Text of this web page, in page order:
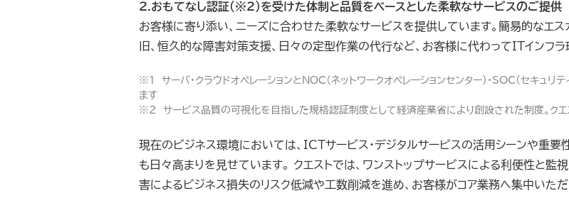
２.おもてなし認証（※２）を受けた体制と品質をベースとした柔軟なサービスのご提供
お客様に寄り添い、ニーズに合わせた柔軟なサービスを提供しています。簡易的なエ
旧、恒久的な障害対策支援、日々の定型作業の代行など、お客様に代わってITインフ
※１ サーバ・クラウドオペレーションとNOC（ネットワークオペレーションセンター）・SOC（セキュリ
ます
※２ サービス品質の可視化を目指した規格認証制度として経済産業省により創設された制度。
現在のビジネス環境においては、ICTサービス・デジタルサービスの活用シーンや重
も日々高まりを見せています。 クエストでは、ワンストップサービスによる利便性と監
害によるビジネス損失のリスク低減や工数削減を進め、お客様がコア業務へ集中いただ